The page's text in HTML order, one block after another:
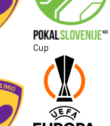
Cup